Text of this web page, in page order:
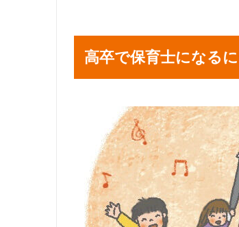
高卒で保育士になる